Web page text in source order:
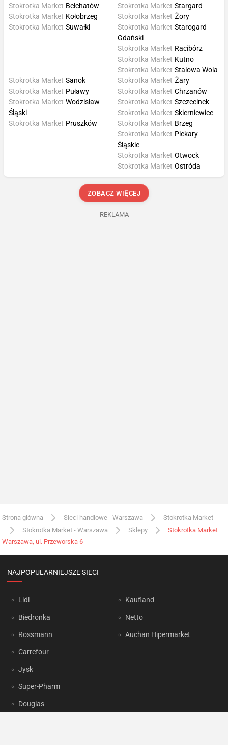
Stokrotka Market Bełchatów
Stokrotka Market Kołobrzeg
Stokrotka Market Suwałki
Stokrotka Market Stargard
Stokrotka Market Żory
Stokrotka Market Starogard
Gdański
Stokrotka Market Racibórz
Stokrotka Market Kutno
Stokrotka Market Stalowa Wola
Stokrotka Market Sanok
Stokrotka Market Puławy
Stokrotka Market Wodzisław
Śląski
Stokrotka Market Pruszków
Stokrotka Market Żary
Stokrotka Market Chrzanów
Stokrotka Market Szczecinek
Stokrotka Market Skierniewice
Stokrotka Market Brzeg
Stokrotka Market Piekary
Śląskie
Stokrotka Market Otwock
Stokrotka Market Ostróda
ZOBACZ WIĘCEJ
REKLAMA
Strona główna Sieci handlowe - Warszawa
Stokrotka Market
Stokrotka Market - Warszawa
Sklepy
Stokrotka Market
Warszawa, ul. Przeworska 6
NAJPOPULARNIEJSZE SIECI
Lidl
Biedronka
Rossmann
Carrefour
Jysk
Super-Pharm
Douglas
Kaufland
Netto
Auchan Hipermarket